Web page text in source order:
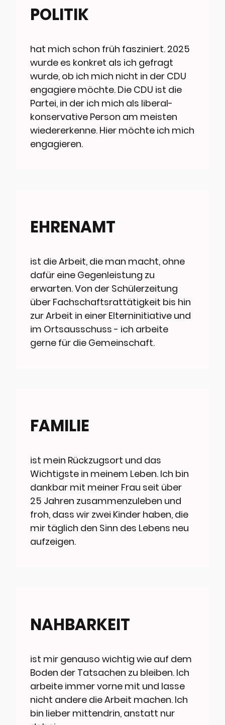
POLITIK
hat mich schon früh fasziniert. 2025
wurde es konkret als ich gefragt
wurde, ob ich mich nicht in der CDU
engagiere möchte. Die CDU ist die
Partei, in der ich mich als liberal-
konservative Person am meisten
wiedererkenne. Hier möchte ich mich
engagieren.
EHRENAMT
ist die Arbeit, die man macht, ohne
dafür eine Gegenleistung zu
erwarten. Von der Schülerzeitung
über Fachschaftsrattätigkeit bis hin
zur Arbeit in einer Elterninitiative und
im Ortsausschuss - ich arbeite
gerne für die Gemeinschaft.
FAMILIE
ist mein Rückzugsort und das
Wichtigste in meinem Leben. Ich bin
dankbar mit meiner Frau seit über
25 Jahren zusammenzuleben und
froh, dass wir zwei Kinder haben, die
mir täglich den Sinn des Lebens neu
aufzeigen.
NAHBARKEIT
ist mir genauso wichtig wie auf dem
Boden der Tatsachen zu bleiben. Ich
arbeite immer vorne mit und lasse
nicht andere die Arbeit machen. Ich
bin lieber mittendrin, anstatt nur